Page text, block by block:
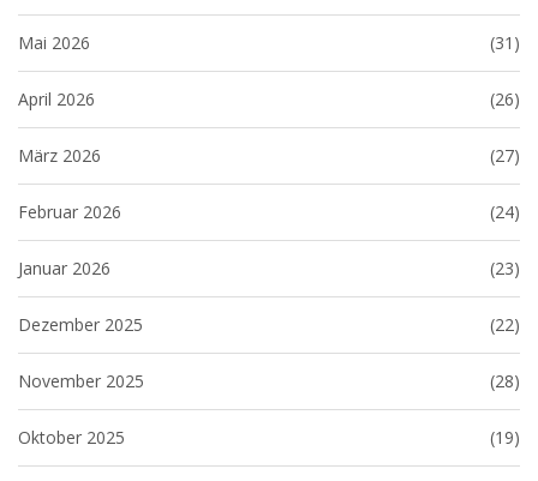
Mai 2026 (31)
April 2026 (26)
März 2026 (27)
Februar 2026 (24)
Januar 2026 (23)
Dezember 2025 (22)
November 2025 (28)
Oktober 2025 (19)